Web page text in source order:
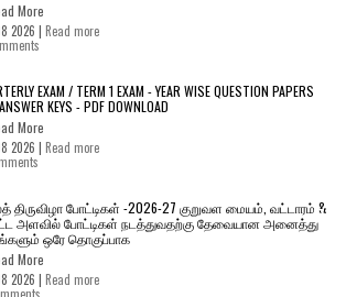
More
2026 | Read more
EXAM / TERM 1 EXAM - YEAR WISE QUESTION PAPERS
KEYS - PDF DOWNLOAD
More
2026 | Read more
திருவிழா போட்டிகள் -2026-27 குறுவள மையம், வட்டாரம் &
அளவில் போட்டிகள் நடத்துவதற்கு தேவையான அனைத்து
ஒரே தொகுப்பாக
More
2026 | Read more